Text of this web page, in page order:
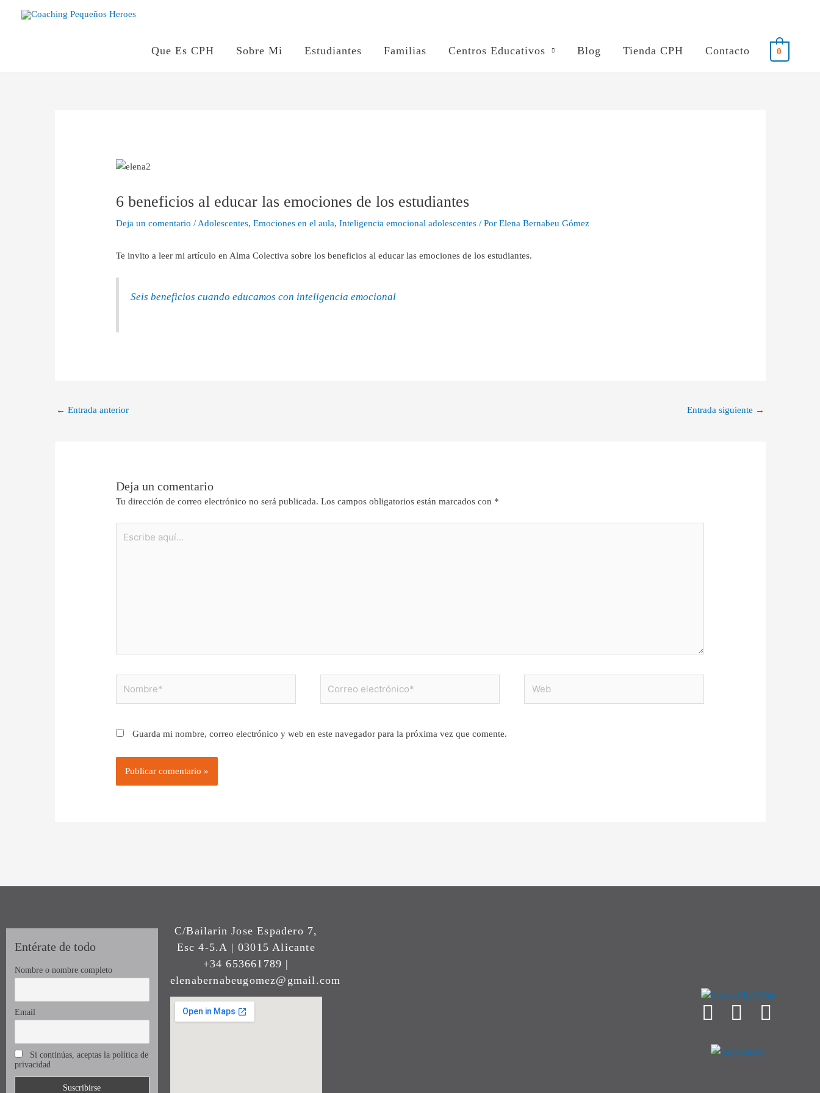
Que Es CPH Sobre Mi Estudiantes Familias Centros Educativos Blog Tienda CPH Contacto 0
6 beneficios al educar las emociones de los estudiantes
Deja un comentario /Adolescentes, Emociones en el aula, Inteligencia emocional adolescentes/ Por Elena Bernabeu Gómez
Te invito a leer mi artículo en Alma Colectiva sobre los beneficios al educar las emociones de los estudiantes.
Seis beneficios cuando educamos con inteligencia emocional
← Entrada anterior Entrada siguiente →
Deja un comentario
Tu dirección de correo electrónico no será publicada. Los campos obligatorios están marcados con *
Guarda mi nombre, correo electrónico y web en este navegador para la próxima vez que comente.
Entérate de todo
Nombre o nombre completo
Email
Si continúas, aceptas la política de
privacidad
C/Bailarin Jose Espadero 7,
Esc 4-5.A | 03015 Alicante
+34 653661789 |
elenabernabeugomez@gmail.com